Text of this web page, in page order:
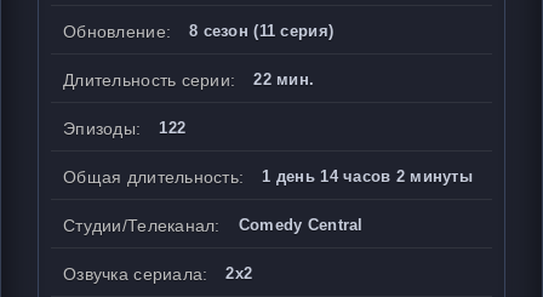
Обновление: 8 сезон (11 серия)
Длительность серии: 22 мин.
Эпизоды: 122
Общая длительность: 1 день 14 часов 2 минуты
Студии/Телеканал: Comedy Central
Озвучка сериала: 2x2